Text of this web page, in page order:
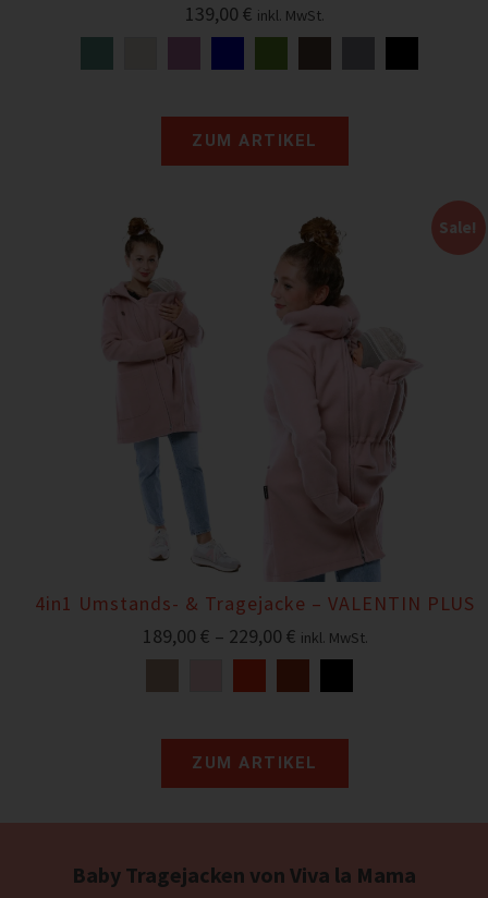
139,00 € inkl. MwSt.
ZUM ARTIKEL
Sale!
4in1 Umstands- & Tragejacke – VALENTIN PLUS
189,00 € – 229,00 € inkl. MwSt.
ZUM ARTIKEL
Baby Tragejacken von Viva la Mama